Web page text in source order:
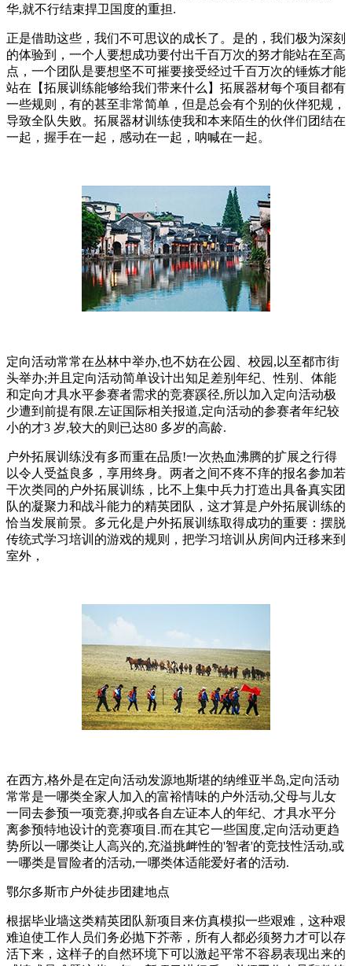
华,就不行结束捍卫国度的重担.
正是借助这些，我们不可思议的成长了。是的，我们极为深刻
的体验到，一个人要想成功要付出千百万次的努才能站在至高
点，一个团队是要想坚不可摧要接受经过千百万次的锤炼才能
站在【拓展训练能够给我们带来什么】拓展器材每个项目都有
一些规则，有的甚至非常简单，但是总会有个别的伙伴犯规，
导致全队失败。拓展器材训练使我和本来陌生的伙伴们团结在
一起，握手在一起，感动在一起，呐喊在一起。
定向活动常常在丛林中举办,也不妨在公园、校园,以至都市街
头举办;并且定向活动简单设计出知足差别年纪、性别、体能
和定向才具水平参赛者需求的竞赛蹊径,所以加入定向活动极
少遭到前提有限.左证国际相关报道,定向活动的参赛者年纪较
小的才3 岁,较大的则已达80 多岁的高龄.
户外拓展训练没有多而重在品质!一次热血沸腾的扩展之行得
以令人受益良多，享用终身。两者之间不疼不痒的报名参加若
干次类同的户外拓展训练，比不上集中兵力打造出具备真实团
队的凝聚力和战斗能力的精英团队，这才算是户外拓展训练的
恰当发展前景。多元化是户外拓展训练取得成功的重要：摆脱
传统式学习培训的游戏的规则，把学习培训从房间内迁移来到
室外，
在西方,格外是在定向活动发源地斯堪的纳维亚半岛,定向活动
常常是一哪类全家人加入的富裕情味的户外活动,父母与儿女
一同去参预一项竞赛,抑或各自左证本人的年纪、才具水平分
离参预特地设计的竞赛项目.而在其它一些国度,定向活动更趋
势所以一哪类让人高兴的,充溢挑衅性的'智者'的竞技性活动,或
一哪类是冒险者的活动,一哪类体适能爱好者的活动.
鄂尔多斯市户外徒步团建地点
根据毕业墙这类精英团队新项目来仿真模拟一些艰难，这种艰
难迫使工作人员们务必抛下芥蒂，所有人都必须努力才可以存
活下来，这样子的自然环境下可以激起平常不容易表现出来的